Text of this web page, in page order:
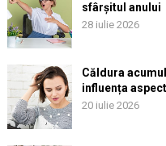
sfârșitul anului
28 iulie 2026
Căldura
influența
20 iulie 2026